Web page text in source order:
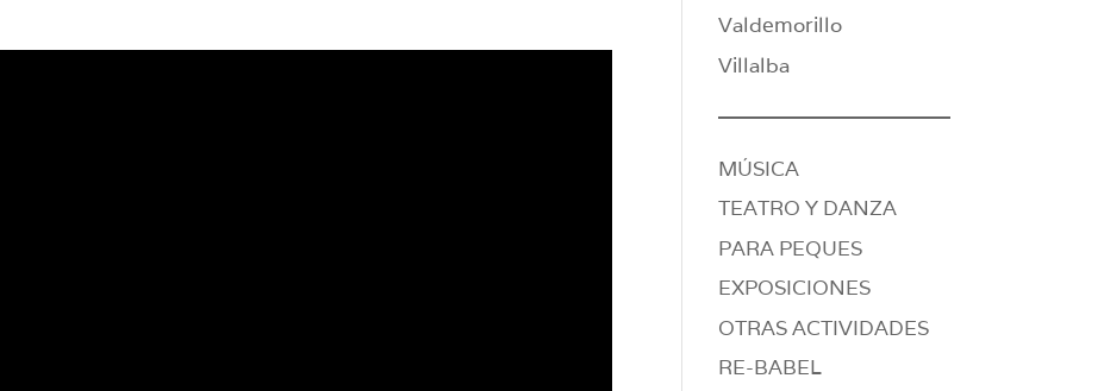
Valdemorillo
Villalba
MÚSICA
TEATRO Y DANZA
PARA PEQUES
EXPOSICIONES
OTRAS ACTIVIDADES
RE-BABEL